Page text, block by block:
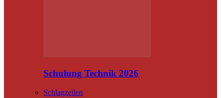
Schulung Technik 2026
Schlagzeilen